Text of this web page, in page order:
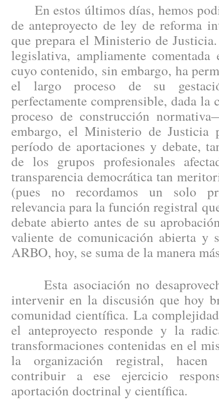
En estos últimos días, hemos
de anteproyecto de ley de reforma
que prepara el Ministerio de
legislativa, ampliamente
cuyo contenido, sin embargo, ha
el largo proceso de su
perfectamente comprensible, dada
proceso de construcción
embargo, el Ministerio de Justicia
período de aportaciones y debate,
de los grupos profesionales
transparencia democrática tan
(pues no recordamos un solo
relevancia para la función registral
debate abierto antes de su
valiente de comunicación abierta y
ARBO, hoy, se suma de la manera
Esta asociación no
intervenir en la discusión que hoy
comunidad científica. La
el anteproyecto responde y la
transformaciones contenidas en el
la organización registral, hacen
contribuir a ese ejercicio
aportación doctrinal y científica.